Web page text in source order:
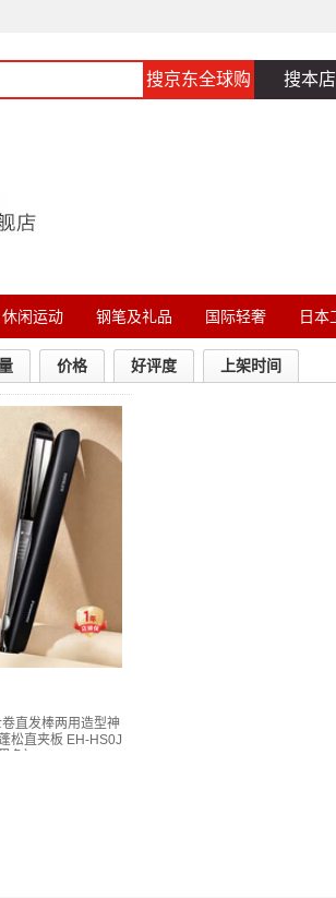
搜京东全球购 搜本店
休闲运动 钢笔及礼品 国际轻奢 日本
价格 好评度 上架时间
直发棒两用造型神
松直夹板 EH-HS0J